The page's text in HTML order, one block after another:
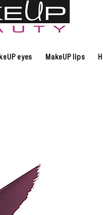
eyes MakeUP lips